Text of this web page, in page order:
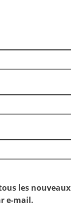
les nouveaux
e-mail.